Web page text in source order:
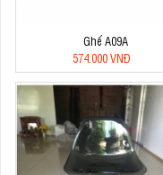
Ghế A09A
574.000 VNĐ